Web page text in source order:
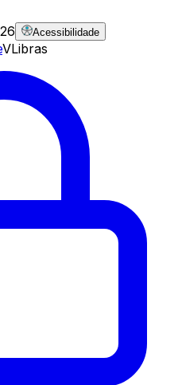
Acessibilidade
VLibras